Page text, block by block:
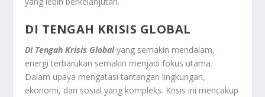
DI TENGAH KRISIS GLOBAL
Di Tengah Krisis Globalyang semakin mendalam,
energi terbarukan semakin menjadi fokus utama.
Dalam upaya mengatasi tantangan lingkungan,
ekonomi, dan sosial yang kompleks. Krisis ini mencakup